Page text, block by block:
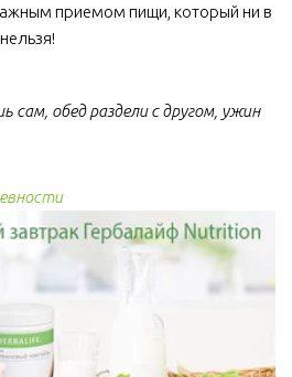
приемом пищи, который ни в
сам, обед раздели с другом, ужин